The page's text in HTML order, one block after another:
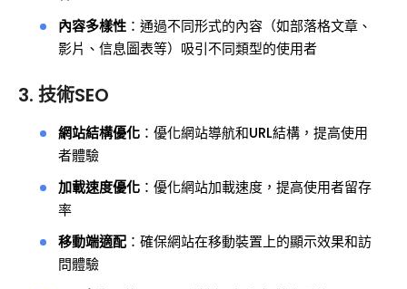
內容多樣性 ：通過不同形式的內容（如部落格文章、
影片、信息圖表等）吸引不同類型的使用者
3. 技術SEO
網站結構優化 ：優化網站導航和URL結構，提高使用
者體驗
加載速度優化 ：優化網站加載速度，提高使用者留存
率
移動端適配 ：確保網站在移動裝置上的顯示效果和訪
問體驗